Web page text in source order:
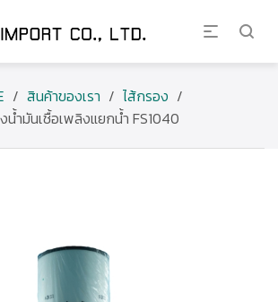
/ สินค้าของเรา / ไส้กรอง /
น้ำมันเชื้อเพลิงแยกน้ำ FS1040